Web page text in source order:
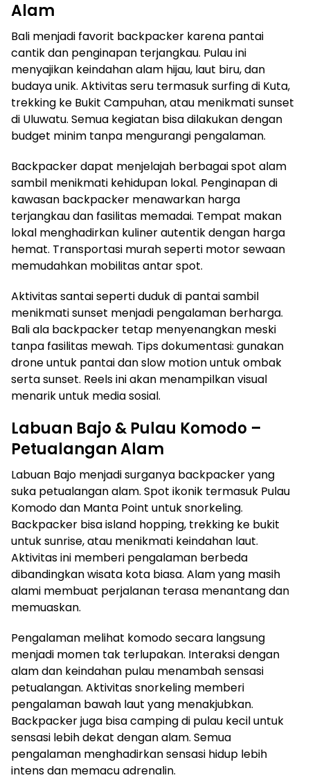
Alam
Bali menjadi favorit backpacker karena pantai
cantik dan penginapan terjangkau. Pulau ini
menyajikan keindahan alam hijau, laut biru, dan
budaya unik. Aktivitas seru termasuk surfing di Kuta,
trekking ke Bukit Campuhan, atau menikmati sunset
di Uluwatu. Semua kegiatan bisa dilakukan dengan
budget minim tanpa mengurangi pengalaman.
Backpacker dapat menjelajah berbagai spot alam
sambil menikmati kehidupan lokal. Penginapan di
kawasan backpacker menawarkan harga
terjangkau dan fasilitas memadai. Tempat makan
lokal menghadirkan kuliner autentik dengan harga
hemat. Transportasi murah seperti motor sewaan
memudahkan mobilitas antar spot.
Aktivitas santai seperti duduk di pantai sambil
menikmati sunset menjadi pengalaman berharga.
Bali ala backpacker tetap menyenangkan meski
tanpa fasilitas mewah. Tips dokumentasi: gunakan
drone untuk pantai dan slow motion untuk ombak
serta sunset. Reels ini akan menampilkan visual
menarik untuk media sosial.
Labuan Bajo & Pulau Komodo –
Petualangan Alam
Labuan Bajo menjadi surganya backpacker yang
suka petualangan alam. Spot ikonik termasuk Pulau
Komodo dan Manta Point untuk snorkeling.
Backpacker bisa island hopping, trekking ke bukit
untuk sunrise, atau menikmati keindahan laut.
Aktivitas ini memberi pengalaman berbeda
dibandingkan wisata kota biasa. Alam yang masih
alami membuat perjalanan terasa menantang dan
memuaskan.
Pengalaman melihat komodo secara langsung
menjadi momen tak terlupakan. Interaksi dengan
alam dan keindahan pulau menambah sensasi
petualangan. Aktivitas snorkeling memberi
pengalaman bawah laut yang menakjubkan.
Backpacker juga bisa camping di pulau kecil untuk
sensasi lebih dekat dengan alam. Semua
pengalaman menghadirkan sensasi hidup lebih
intens dan memacu adrenalin.